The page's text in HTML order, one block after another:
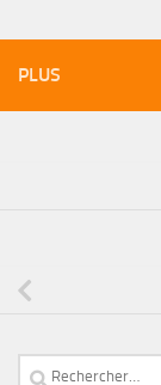
PLUS
Rechercher :